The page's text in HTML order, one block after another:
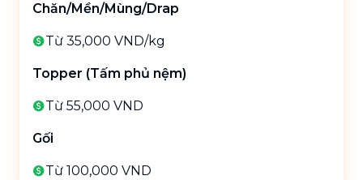
Chăn/Mền/Mùng/Drap
Từ 35,000 VND/kg
Topper (Tấm phủ nệm)
Từ 55,000 VND
Gối
Từ 100,000 VND